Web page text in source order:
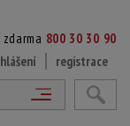
800 30 30 90
registrace